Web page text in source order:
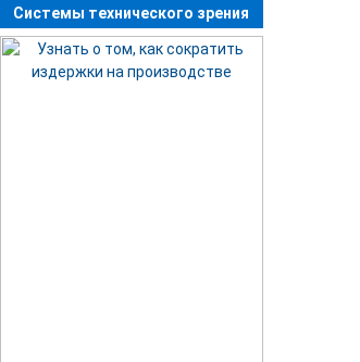
Системы технического зрения